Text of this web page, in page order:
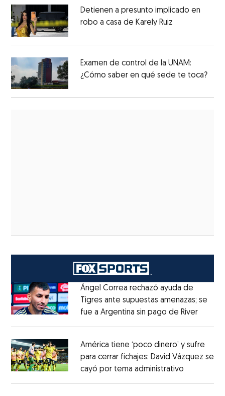
Detienen a presunto implicado en
robo a casa de Karely Ruiz
Examen de control de la UNAM:
¿Cómo saber en qué sede te toca?
Ángel Correa rechazó ayuda de
Tigres ante supuestas amenazas; se
fue a Argentina sin pago de RiverOpens
América tiene ‘poco dinero’ y sufre
para cerrar fichajes: David Vázquez se
cayó por tema administrativo